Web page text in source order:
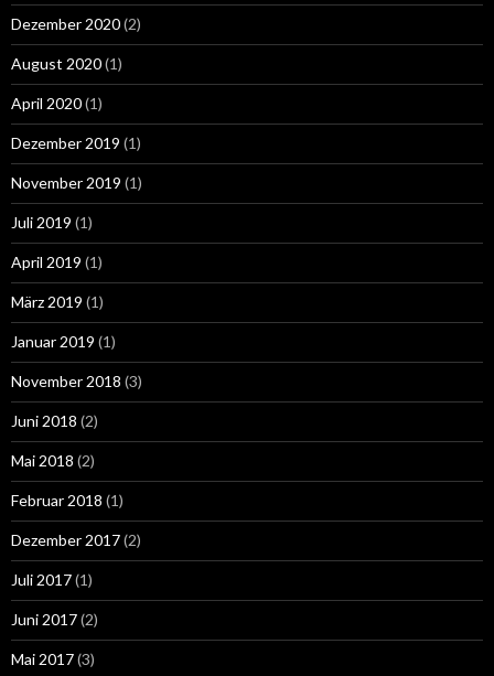
Dezember 2020(2)
August 2020(1)
April 2020(1)
Dezember 2019 (1)
November 2019 (1)
Juli 2019 (1)
April 2019 (1)
März 2019 (1)
Januar 2019 (1)
November 2018 (3)
Juni 2018 (2)
Mai 2018 (2)
Februar 2018 (1)
Dezember 2017(2)
Juli 2017(1)
Juni 2017(2)
Mai 2017(3)